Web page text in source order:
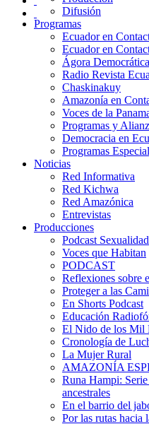
Difusión
Programas
Ecuador en
Ecuador en
Ágora Democrática
Radio Revista
Chaskinakuy
Amazonía en
Voces de la
Programas y
Democracia en
Programas
Noticias
Red Informativa
Red Kichwa
Red Amazónica
Entrevistas
Producciones
Podcast Sexualidad
Voces que Habitan
PODCAST
Reflexiones sobre
Proteger a las
En Shorts Podcast
Educación
El Nido de los Mil
Cronología de
La Mujer Rural
AMAZONÍA
Runa Hampi:
ancestrales
En el barrio del
Por las rutas hacia